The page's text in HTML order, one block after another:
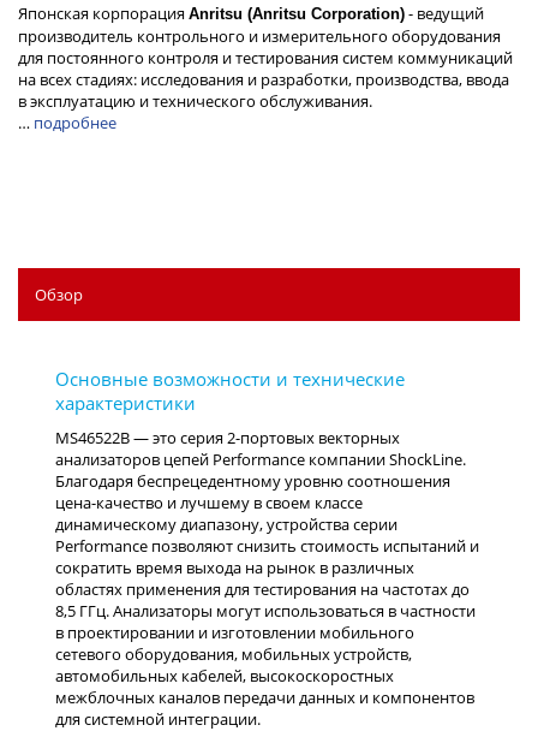
Японская корпорация Anritsu (Anritsu Corporation) - ведущий
производитель контрольного и измерительного оборудования
для постоянного контроля и тестирования систем коммуникаций
на всех стадиях: исследования и разработки, производства, ввода
в эксплуатацию и технического обслуживания.
… подробнее
Обзор
MS46522B — это серия 2-портовых векторных
анализаторов цепей Performance компании ShockLine.
Благодаря беспрецедентному уровню соотношения
цена-качество и лучшему в своем классе
динамическому диапазону, устройства серии
Performance позволяют снизить стоимость испытаний и
сократить время выхода на рынок в различных
областях применения для тестирования на частотах до
8,5 ГГц. Анализаторы могут использоваться в частности
в проектировании и изготовлении мобильного
сетевого оборудования, мобильных устройств,
автомобильных кабелей, высокоскоростных
межблочных каналов передачи данных и компонентов
для системной интеграции.